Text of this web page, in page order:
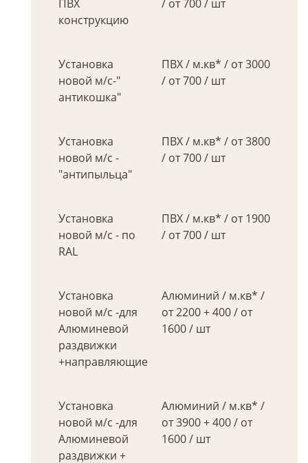
ПВХ
конструкцию
/ от 700 / шт
Установка
новой м/с-"
антикошка"
ПВХ / м.кв* / от 3000
/ от 700 / шт
Установка
новой м/с -
"антипыльца"
ПВХ / м.кв* / от 3800
/ от 700 / шт
Установка
новой м/с - по
RAL
ПВХ / м.кв* / от 1900
/ от 700 / шт
Установка
новой м/с -для
Алюминевой
раздвижки
+направляющие
Алюминий / м.кв* /
от 2200 + 400 / от
1600 / шт
Установка
новой м/с -для
Алюминевой
раздвижки +
Алюминий / м.кв* /
от 3900 + 400 / от
1600 / шт